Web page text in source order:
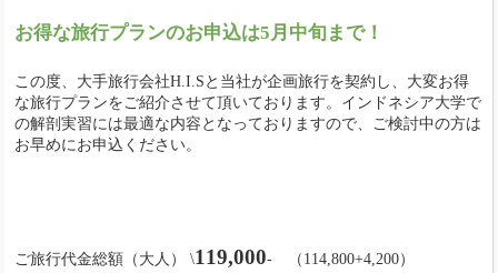
お得な旅行プランのお申込は5月中旬まで！
この度、大手旅行会社H.I.Sと当社が企画旅行を契約し、大変お得
な旅行プランをご紹介させて頂いております。インドネシア大学で
の解剖実習には最適な内容となっておりますので、ご検討中の方は
お早めにお申込ください。
ご旅行代金総額（大人） \119,000- （114,800+4,200）